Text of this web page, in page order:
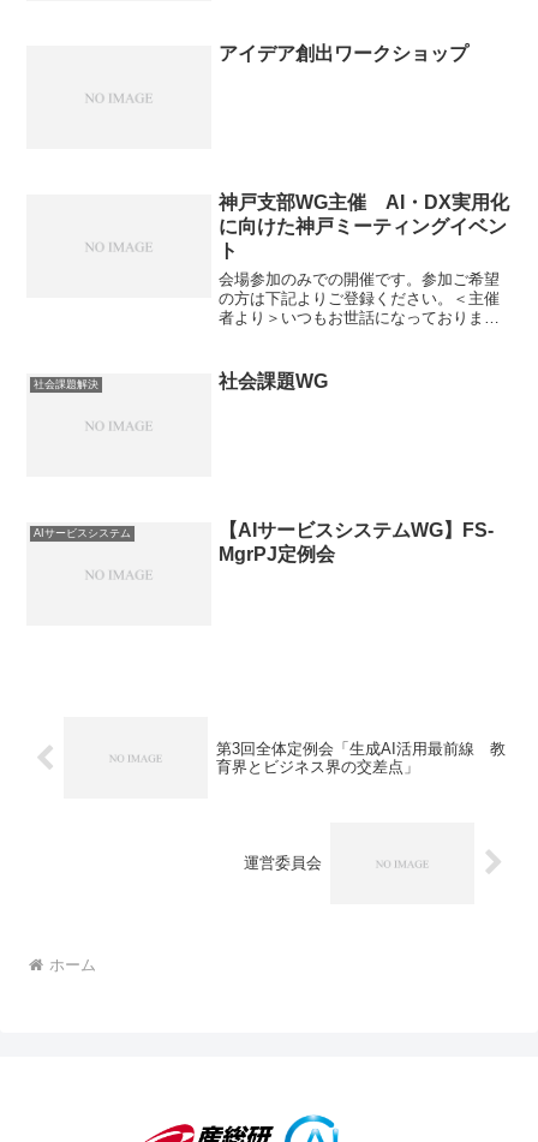
アイデア創出ワークショップ
神戸支部WG主催 AI・DX実用化
に向けた神戸ミーティングイベン
ト
会場参加のみでの開催です。参加ご希望
の方は下記よりご登録ください。＜主催
者より＞いつもお世話になっておりま
ティングイベントを企画いたしました。
本イベントはAI・D...
社会課題解決 社会課題WG
AIサービスシステム
【AIサービスシステムWG】FS-
MgrPJ定例会
第3回全体定例会「生成AI活用最前線 教
育界とビジネス界の交差点」
運営委員会
ホーム